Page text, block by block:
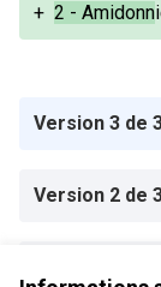
+ 2 - Amidonn
Version 3 de
Version 2 de